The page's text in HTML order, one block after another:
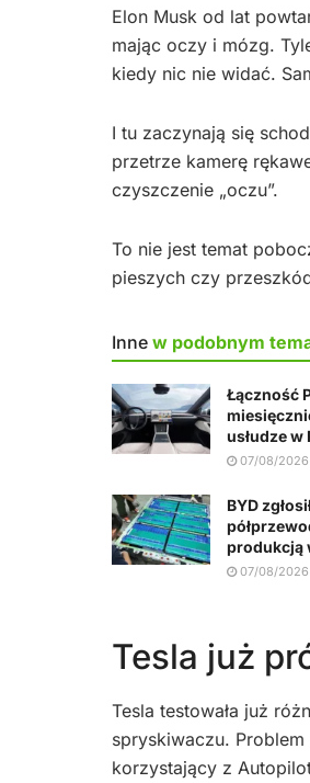
Elon Musk od lat
mając oczy i mózg.
kiedy nic nie widać.
I tu zaczynają się
przetrze kamerę
czyszczenie „oczu”.
To nie jest temat
pieszych czy
Inne w podobnym
Łączność
usłudze w
07/08/2026
BYD
produkcją
07/08/2026
Tesla już
Tesla testowała już
spryskiwaczu.
korzystający z